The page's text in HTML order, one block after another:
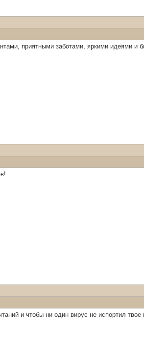
приятными заботами, яркими идеями и
и чтобы ни один вирус не испортил твое